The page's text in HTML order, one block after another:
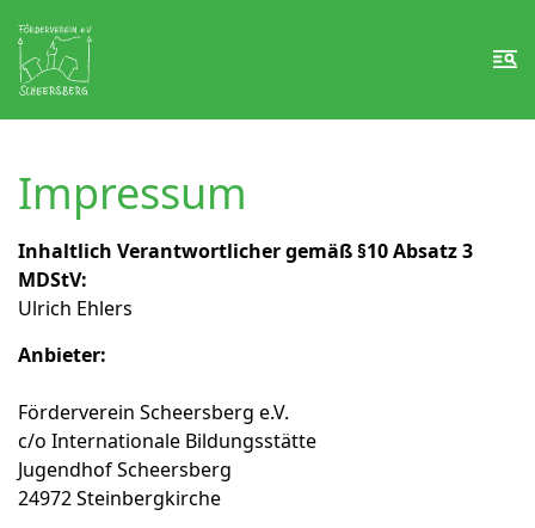
Zum Inhalt springen
Zur Fußzeile springen
Impressum
Inhaltlich Verantwortlicher gemäß §10 Absatz 3
MDStV:
Ulrich Ehlers
Anbieter:
Förderverein Scheersberg e.V.
c/o Internationale Bildungsstätte
Jugendhof Scheersberg
24972 Steinbergkirche